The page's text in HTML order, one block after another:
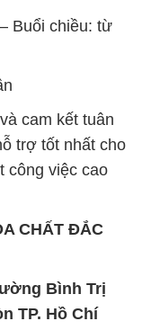
trợ tốt nhất cho
việc cao
CHẤT ĐẮC
Bình Trị
TP. Hồ Chí